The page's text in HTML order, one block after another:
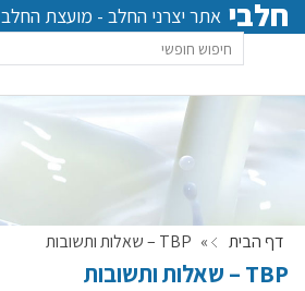
חלבי אתר יצרני החלב - מועצת החלב
דף הבית » TBP – שאלות ותשובות
TBP – שאלות ותשובות